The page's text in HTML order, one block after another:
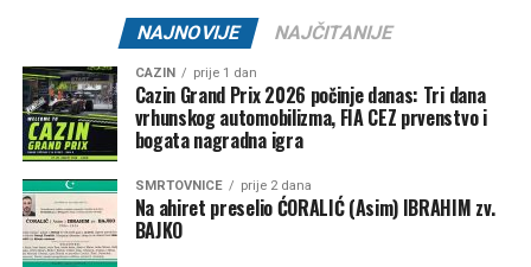
NK “Željezničar 73” –
MNK “Željo” –5.000 KM
Klub borilačkih sportova “Serhat” –1.500 KM
Ključ – 84.000 KM
NK “Ključ” –80.000 KM
Kanu-kajakaški klub “K4” –
NAJNOVIJE NAJČITANIJE
CAZIN prije 1 dan
Cazin Grand Prix 2026 počinje danas: Tri dana
vrhunskog automobilizma, FIA CEZ prvenstvo i
bogata nagradna igra
SMRTOVNICE prije 2 dana
Na ahiret preselio ĆORALIĆ (Asim) IBRAHIM zv.
BAJKO